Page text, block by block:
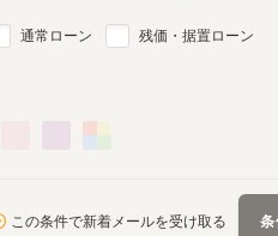
通常ローン 残価・据置ローン
この条件で新着メールを受け取る 条